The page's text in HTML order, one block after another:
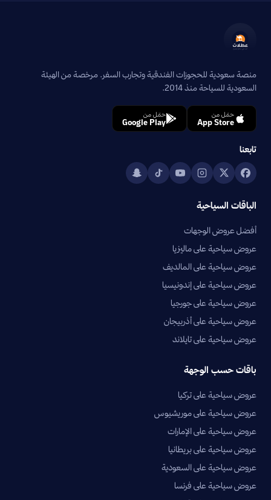
منصة سعودية للحجوزات الفندقية وتجارب السفر. مرخصة من الهيئة
السعودية للسياحة منذ 2014.
حمّل من
App Store
حمّل من
Google Play
تابعنا
الباقات السياحية
أفضل عروض الوجهات
عروض سياحية على ماليزيا
عروض سياحية على المالديف
عروض سياحية على إندونيسيا
عروض سياحية على جورجيا
عروض سياحية على أذربيجان
عروض سياحية على تايلاند
باقات حسب الوجهة
عروض سياحية على تركيا
عروض سياحية على موريشيوس
عروض سياحية على الإمارات
عروض سياحية على بريطانيا
عروض سياحية على السعودية
عروض سياحية على فرنسا